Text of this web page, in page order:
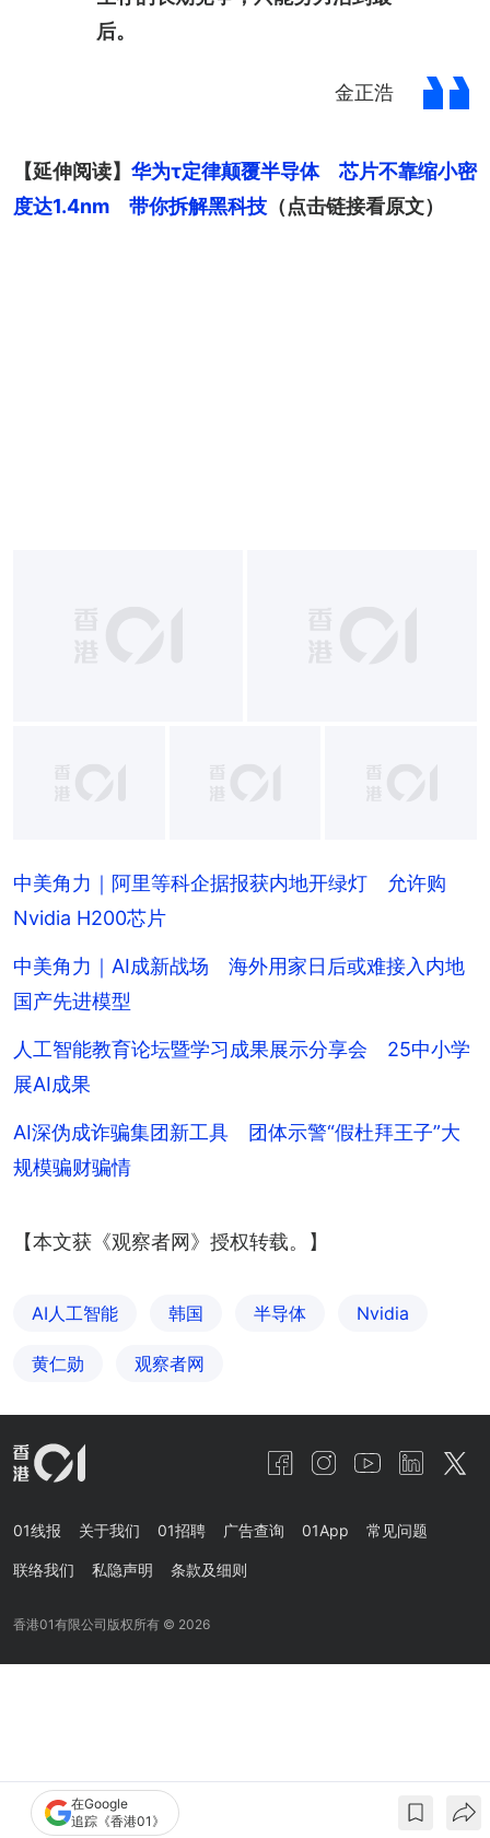
后。
金正浩
【延伸阅读】 华为τ定律颠覆半导体　芯片不靠缩小密
度达1.4nm　带你拆解黑科技 （点击链接看原文）
+2
中美角力｜阿里等科企据报获内地开绿灯 允许购
Nvidia H200芯片
中美角力｜AI成新战场 海外用家日后或难接入内地
国产先进模型
人工智能教育论坛暨学习成果展示分享会 25中小学
展AI成果
AI深伪成诈骗集团新工具 团体示警“假杜拜王子”大
规模骗财骗情
【本文获《观察者网》授权转载。】
AI人工智能 韩国 半导体 Nvidia
黄仁勋 观察者网
在Google
追踪《香港01》
01线报 关于我们 01招聘 广告查询 01App 常见问题
联络我们 私隐声明 条款及细则
香港01有限公司版权所有 © 2026